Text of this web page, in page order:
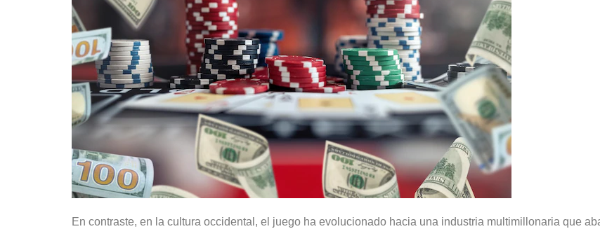
En contraste, en la cultura occidental, el juego ha evolucionado hacia una industria multimillonaria que